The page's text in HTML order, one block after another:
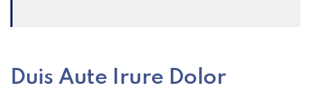
Duis Aute Irure Dolor